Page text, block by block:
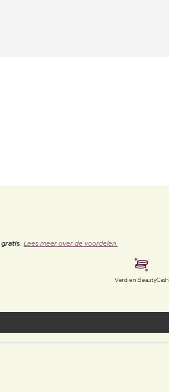
gratis. Lees meer over de voordelen.
Verdien BeautyCash